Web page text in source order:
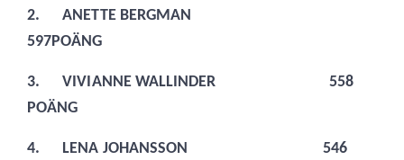
2.
ANETTE BERGMAN
597POÄNG
3.
VIVIANNE WALLINDER 558
POÄNG
4.
LENA JOHANSSON 546